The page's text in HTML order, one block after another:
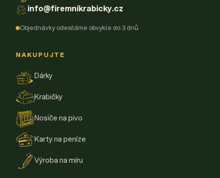
info@firemnikrabicky.cz
Objednávky odesíláme obvykle do 3 dnů
NAKUPUJTE
Dárky
Krabičky
Nosiče na pivo
Karty na peníze
Výroba na míru